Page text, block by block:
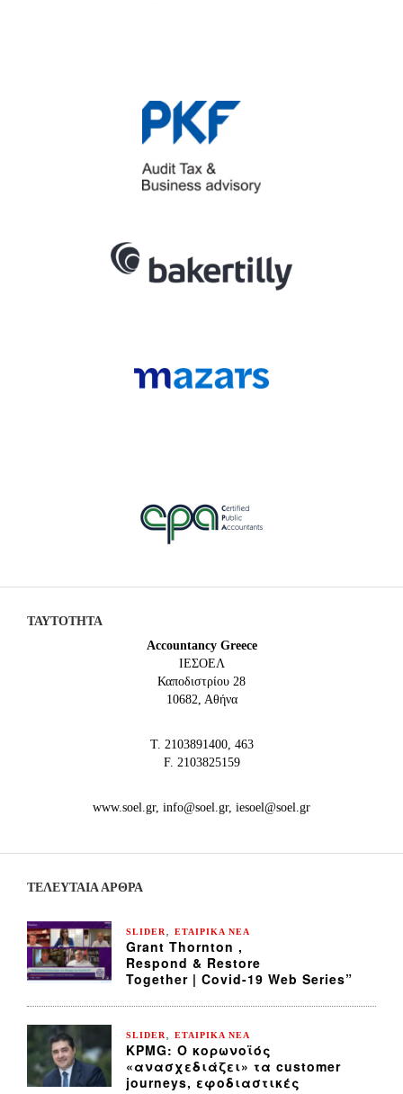
ΤΑΥΤΟΤΗΤΑ
Accountancy Greece
IEΣΟΕΛ
Καποδιστρίου 28
10682, Αθήνα
Τ. 2103891400, 463
F. 2103825159
www.soel.gr, info@soel.gr, iesoel@soel.gr
ΤΕΛΕΥΤΑΙΑ ΆΡΘΡΑ
SLIDER ΕΤΑΙΡΙΚΑ ΝΕΑ
Grant Thornton ,
Respond & Restore
Together | Covid-19 Web Series”
SLIDER ΕΤΑΙΡΙΚΑ ΝΕΑ
KPMG: Ο κορωνοϊός
«ανασχεδιάζει» τα customer
journeys, εφοδιαστικές